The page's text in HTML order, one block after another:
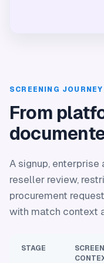
SCREENING JOURNEY
From
A signup, enterprise
reseller review,
procurement
with match context
STAGE